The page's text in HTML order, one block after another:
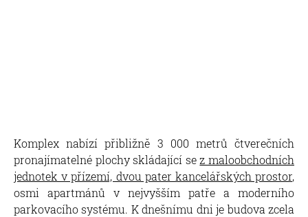
Komplex nabízí přibližně 3 000 metrů čtverečních
pronajímatelné plochy skládající sez maloobchodních
jednotek v přízemí, dvou pater kancelářských prostor,
osmi apartmánů v nejvyšším patře a moderního
parkovacího systému. K dnešnímu dni je budova zcela